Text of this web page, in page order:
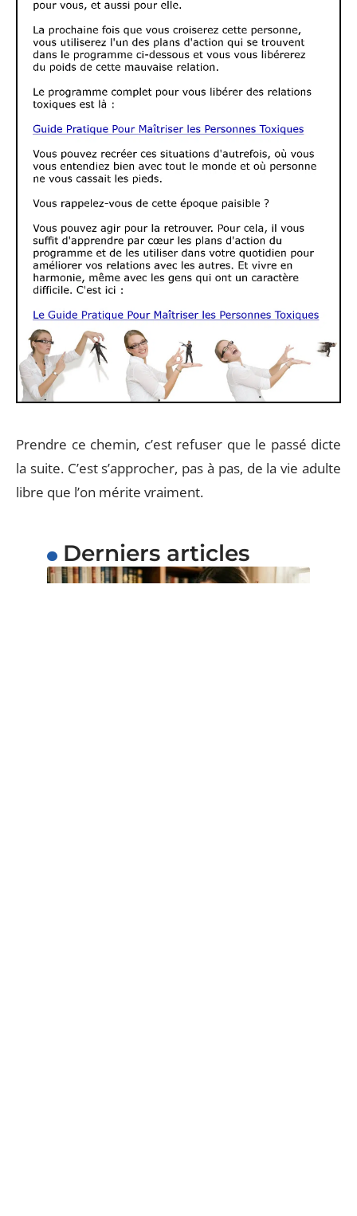
Prendre ce chemin, c’est refuser que le passé dicte
la suite. C’est s’approcher, pas à pas, de la vie adulte
libre que l’on mérite vraiment.
Derniers articles